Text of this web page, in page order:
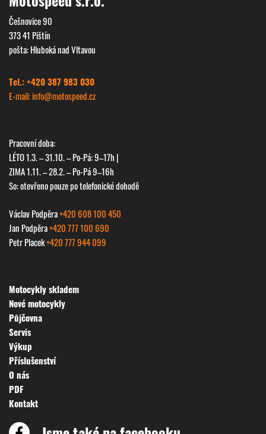
Češnovice 90
373 41 Pištín
pošta: Hluboká nad Vltavou
Tel.: +420 387 983 030
E-mail: info@motospeed.cz
Pracovní doba:
LÉTO 1.3. – 31.10. – Po-Pá: 9–17h |
ZIMA 1.11. – 28.2. – Po-Pá 9–16h
So: otevřeno pouze po telefonické dohodě
Václav Podpěra+420 608 100 450
Jan Podpěra+420 777 100 690
Petr Placek+420 777 944 099
Motocykly skladem
Nové motocykly
Půjčovna
Servis
Výkup
Příslušenství
O nás
PDF
Kontakt